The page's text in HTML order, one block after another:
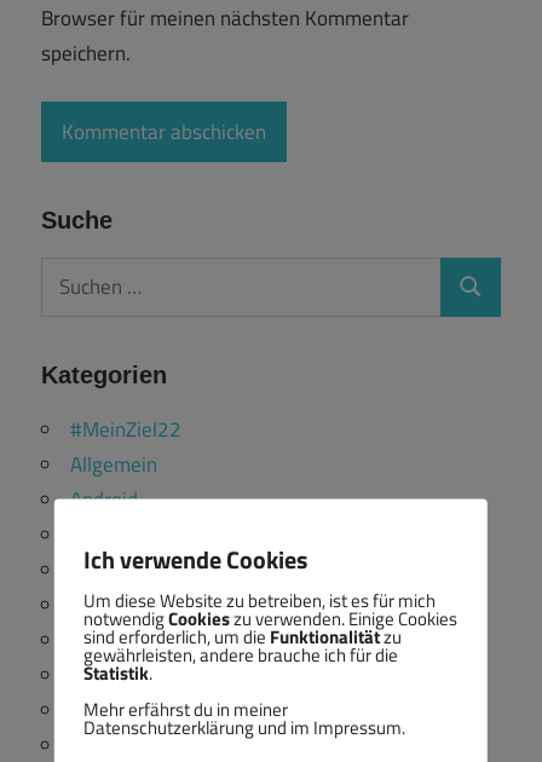
Browser für meinen nächsten Kommentar
speichern.
Suche
Suchen
Suchen
Kategorien
#MeinZiel22
Allgemein
Android
Ausbildung
Ausbildungsleitung
EFQM
Glasfaser
Heimautomatisierung
Informationstechnologie
Ich verwende Cookies
Um diese Website zu betreiben, ist es für mich
notwendigCookieszu verwenden. Einige Cookies
sind erforderlich, um dieFunktionalitätzu
gewährleisten, andere brauche ich für die
Statistik.
Mehr erfährst du in meiner
Datenschutzerklärung und im Impressum.